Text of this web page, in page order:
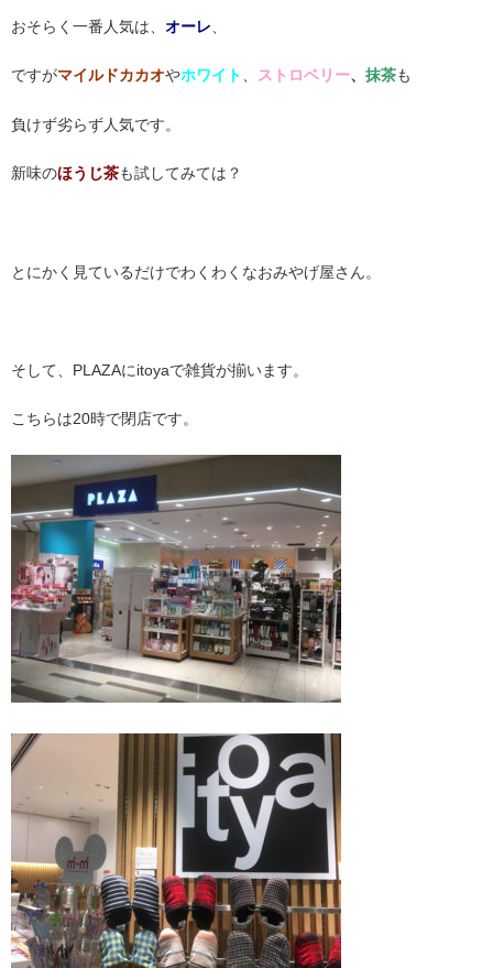
おそらく一番人気は、 オーレ
ですがマイルドカカオやホワイト、 ストロベリー、 抹茶も
負けず劣らず人気です。
新味のほうじ茶も試してみては？
とにかく見ているだけでわくわくなおみやげ屋さん。
そして、PLAZAにitoyaで雑貨が揃います。
こちらは20時で閉店です。